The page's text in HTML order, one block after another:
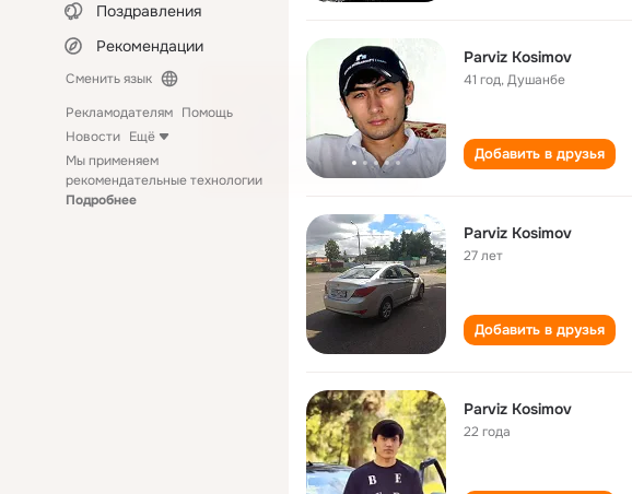
Поздравления
Рекомендации
Сменить язык
Рекламодателям Помощь
Новости Ещё
Мы применяем
рекомендательные технологии
Подробнее
Parviz Kosimov
41 год,Душанбе
Добавить в друзья
Parviz Kosimov
27 лет
Добавить в друзья
Parviz Kosimov
22 года